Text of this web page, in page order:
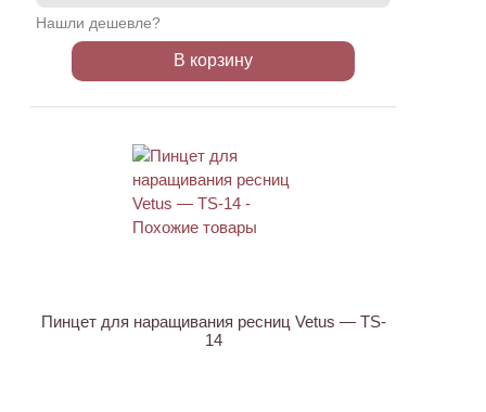
Нашли дешевле?
В корзину
Пинцет для наращивания ресниц Vetus — TS-
14